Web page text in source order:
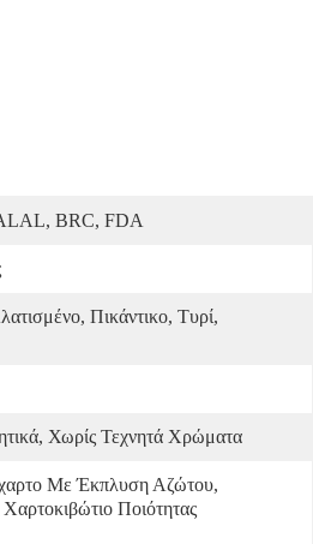
BRC, FDA
Πικάντικο, Τυρί,
Χωρίς Τεχνητά Χρώματα
Με Έκπλυση Αζώτου,
Ποιότητας